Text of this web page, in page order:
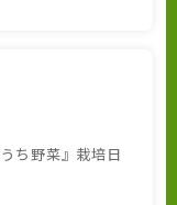
ち野菜』栽培日